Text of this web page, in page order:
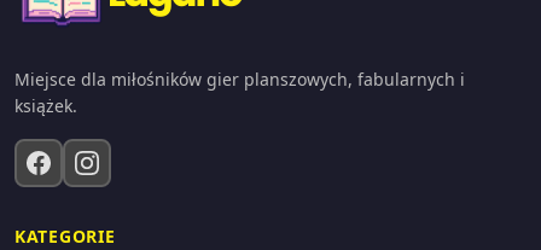
Miejsce dla miłośników gier planszowych, fabularnych i
książek.
KATEGORIE